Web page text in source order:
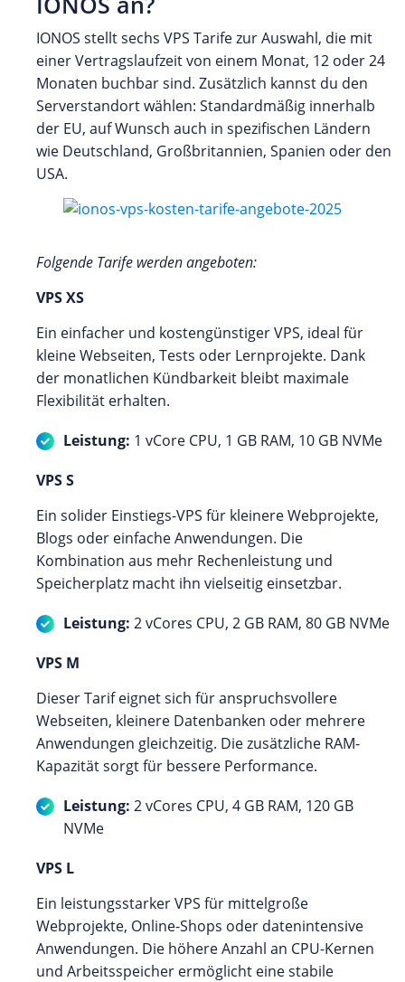
IONOS stellt sechs VPS Tarife zur Auswahl, die mit
einer Vertragslaufzeit von einem Monat, 12 oder 24
Monaten buchbar sind. Zusätzlich kannst du den
Serverstandort wählen: Standardmäßig innerhalb
der EU, auf Wunsch auch in spezifischen Ländern
wie Deutschland, Großbritannien, Spanien oder den
USA.
Folgende Tarife werden angeboten:
VPS XS
Ein einfacher und kostengünstiger VPS, ideal für
kleine Webseiten, Tests oder Lernprojekte. Dank
der monatlichen Kündbarkeit bleibt maximale
Flexibilität erhalten.
Leistung: 1 vCore CPU, 1 GB RAM, 10 GB NVMe
VPS S
Ein solider Einstiegs-VPS für kleinere Webprojekte,
Blogs oder einfache Anwendungen. Die
Kombination aus mehr Rechenleistung und
Speicherplatz macht ihn vielseitig einsetzbar.
Leistung: 2 vCores CPU, 2 GB RAM, 80 GB NVMe
VPS M
Dieser Tarif eignet sich für anspruchsvollere
Webseiten, kleinere Datenbanken oder mehrere
Anwendungen gleichzeitig. Die zusätzliche RAM-
Kapazität sorgt für bessere Performance.
Leistung: 2 vCores CPU, 4 GB RAM, 120 GB
NVMe
VPS L
Ein leistungsstarker VPS für mittelgroße
Webprojekte, Online-Shops oder datenintensive
Anwendungen. Die höhere Anzahl an CPU-Kernen
und Arbeitsspeicher ermöglicht eine stabile